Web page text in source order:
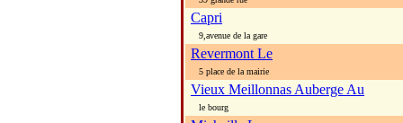
Capri
9,avenue de la gare
Revermont Le
5 place de la mairie
Vieux Meillonnas Auberge Au
le bourg